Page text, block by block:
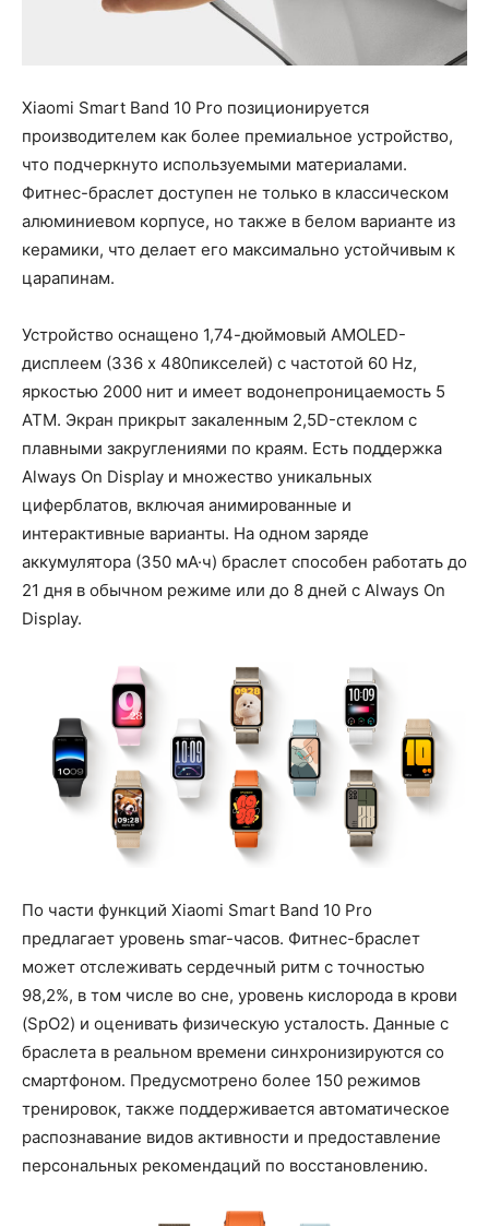
Xiaomi Smart Band 10 Pro позиционируется
производителем как более премиальное устройство,
что подчеркнуто используемыми материалами.
Фитнес-браслет доступен не только в классическом
алюминиевом корпусе, но также в белом варианте из
керамики, что делает его максимально устойчивым к
царапинам.
Устройство оснащено 1,74-дюймовый AMOLED-
дисплеем (336 x 480пикселей) с частотой 60 Hz,
яркостью 2000 нит и имеет водонепроницаемость 5
АТМ. Экран прикрыт закаленным 2,5D-стеклом с
плавными закруглениями по краям. Есть поддержка
Always On Display и множество уникальных
циферблатов, включая анимированные и
интерактивные варианты. На одном заряде
аккумулятора (350 мА·ч) браслет способен работать до
21 дня в обычном режиме или до 8 дней с Always On
Display.
По части функций Xiaomi Smart Band 10 Pro
предлагает уровень smar-часов. Фитнес-браслет
может отслеживать сердечный ритм с точностью
98,2%, в том числе во сне, уровень кислорода в крови
(SpO2) и оценивать физическую усталость. Данные с
браслета в реальном времени синхронизируются со
смартфоном. Предусмотрено более 150 режимов
тренировок, также поддерживается автоматическое
распознавание видов активности и предоставление
персональных рекомендаций по восстановлению.